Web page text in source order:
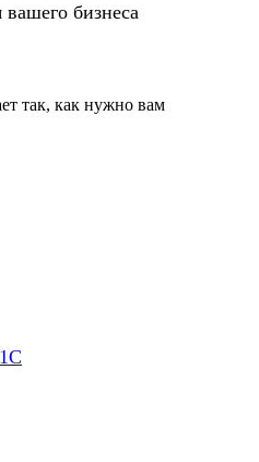
вашего бизнеса
так, как нужно вам